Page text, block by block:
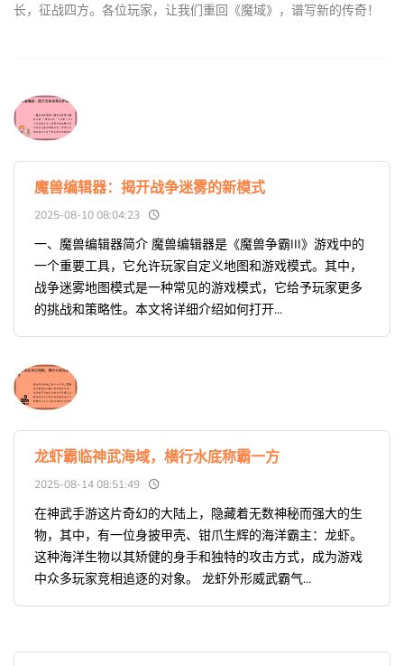
长，征战四方。各位玩家，让我们重回《魔域》，谱写新的传奇！
魔兽编辑器：揭开战争迷雾的新模式
2025-08-10 08:04:23
一、魔兽编辑器简介 魔兽编辑器是《魔兽争霸III》游戏中的
一个重要工具，它允许玩家自定义地图和游戏模式。其中，
战争迷雾地图模式是一种常见的游戏模式，它给予玩家更多
的挑战和策略性。本文将详细介绍如何打开...
龙虾霸临神武海域，横行水底称霸一方
2025-08-14 08:51:49
在神武手游这片奇幻的大陆上，隐藏着无数神秘而强大的生
物，其中，有一位身披甲壳、钳爪生辉的海洋霸主：龙虾。
这种海洋生物以其矫健的身手和独特的攻击方式，成为游戏
中众多玩家竞相追逐的对象。 龙虾外形威武霸气...